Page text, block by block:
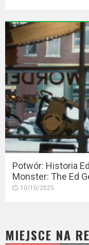
Potwór: Historia
Monster: The Ed
10/10/2025
MIEJSCE NA